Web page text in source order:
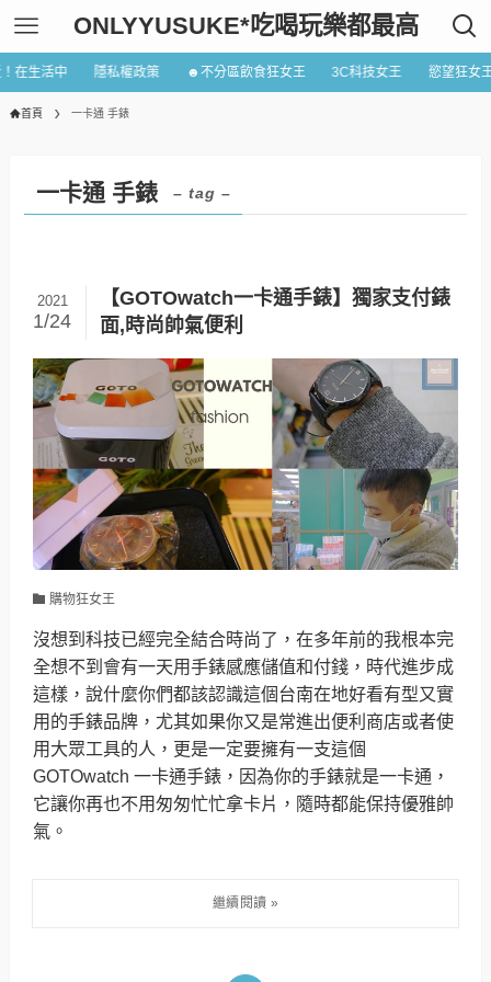
ONLYYUSUKE*吃喝玩樂都最高
在生活中 隱私權政策 ☻不分區飲食狂女王 3C科技女王 慾望狂女
首頁 一卡通 手錶
一卡通 手錶 – tag –
【GOTOwatch一卡通手錶】獨家支付錶
面,時尚帥氣便利
2021
1/24
購物狂女王
沒想到科技已經完全結合時尚了，在多年前的我根本完
全想不到會有一天用手錶感應儲值和付錢，時代進步成
這樣，說什麼你們都該認識這個台南在地好看有型又實
用的手錶品牌，尤其如果你又是常進出便利商店或者使
用大眾工具的人，更是一定要擁有一支這個
GOTOwatch 一卡通手錶，因為你的手錶就是一卡通，
它讓你再也不用匆匆忙忙拿卡片，隨時都能保持優雅帥
氣。